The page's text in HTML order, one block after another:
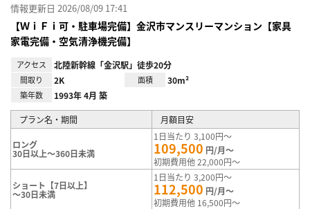
情報更新日 2026/08/09 17:41
【ＷｉＦｉ可・駐車場完備】金沢市マンスリーマンション【家具
家電完備・空気清浄機完備】
アクセス 北陸新幹線「金沢駅」徒歩20分
間取り 2K 面積 30m²
築年数 1993年 4月 築
プラン名・期間 月額目安
ロング
30日以上～360日未満
1日当たり 3,100円～
109,500 円/月～
初期費用他 22,000円～
ショート【7日以上】
～30日未満
1日当たり 3,200円～
112,500 円/月～
初期費用他 16,500円～